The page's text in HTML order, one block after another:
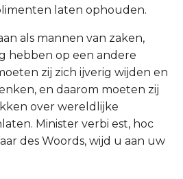
laten ophouden.
als mannen van zaken,
hebben op een andere
zij zich ijverig wijden en
en daarom moeten zij
over wereldlijke
Minister verbi est, hoc
des Woords, wijd u aan uw